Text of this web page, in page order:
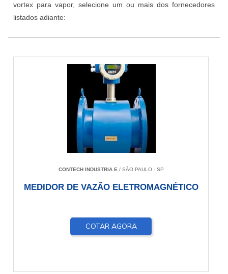
vortex para vapor, selecione um ou mais dos fornecedores
listados adiante:
CONTECH INDUSTRIA E / SÃO PAULO - SP
MEDIDOR DE VAZÃO ELETROMAGNÉTICO
COTAR AGORA